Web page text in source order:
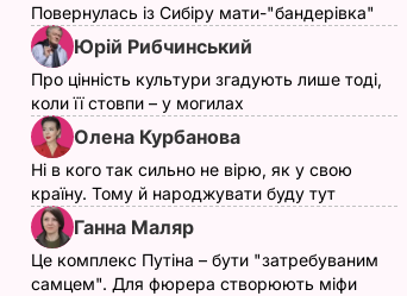
Повернулась із Сибіру мати-"бандерівка"
Юрій Рибчинський
Про цінність культури згадують лише тоді,
коли її стовпи – у могилах
Олена Курбанова
Ні в кого так сильно не вірю, як у свою
країну. Тому й народжувати буду тут
Ганна Маляр
Це комплекс Путіна – бути "затребуваним
самцем". Для фюрера створюють міфи